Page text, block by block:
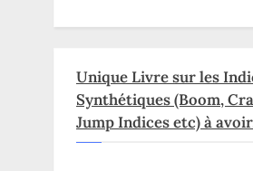
Unique Livre sur les
Synthétiques (Boom,
Jump Indices etc) à